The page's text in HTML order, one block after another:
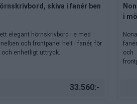
skiva i fanér ben
elegant hörnskrivbord i e med
och frontpanel helt i fanér, för
och enhetligt uttryck.
33.560:-
i
och